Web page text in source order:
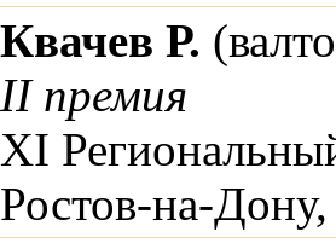
Квачев Р.
II премия
XI
Ростов-на-